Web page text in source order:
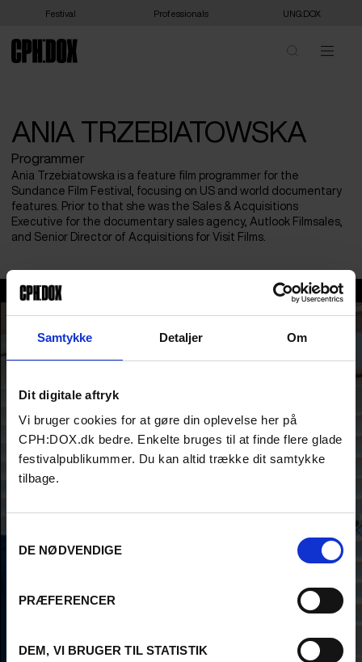
Samtykke Detaljer Om
Dit digitale aftryk
Vi bruger cookies for at gøre din oplevelse her på
CPH:DOX.dk bedre. Enkelte bruges til at finde flere glade
festivalpublikummer. Du kan altid trække dit samtykke
tilbage.
Samtykkevalg
DE NØDVENDIGE
PRÆFERENCER
DEM, VI BRUGER TIL STATISTIK
Festival Professionals UNG:DOX
ANIA TRZEBIATOWSKA
Programmer
Ania Trzebiatowska is a feature film programmer for the
Sundance Film Festival, focusing on US and world documentary
features. Prior to that she was the Sales & Acquisitions
Executive for the documentary sales agency, Autlook Filmsales,
and Senior Director of Acquisitions for Visit Films.
Ania Trzebiatowska